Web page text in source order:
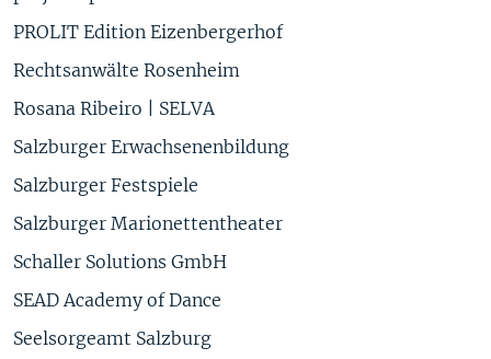
PROLIT Edition Eizenbergerhof
Rechtsanwälte Rosenheim
Rosana Ribeiro | SELVA
Salzburger Erwachsenenbildung
Salzburger Festspiele
Salzburger Marionettentheater
Schaller Solutions GmbH
SEAD Academy of Dance
Seelsorgeamt Salzburg